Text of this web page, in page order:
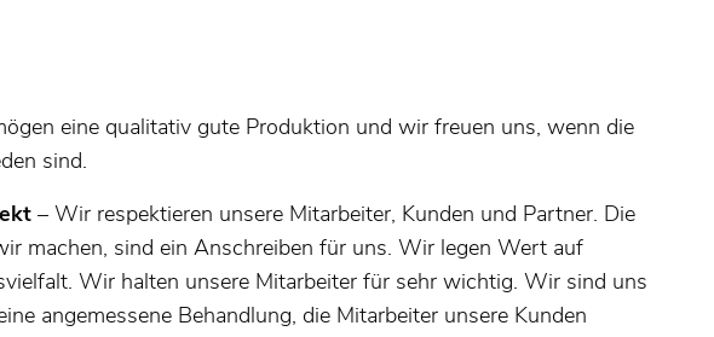
eine qualitativ gute Produktion und wir freuen uns, wenn die
sind.
– Wir respektieren unsere Mitarbeiter, Kunden und Partner. Die
machen, sind ein Anschreiben für uns. Wir legen Wert auf
Wir halten unsere Mitarbeiter für sehr wichtig. Wir sind uns
angemessene Behandlung, die Mitarbeiter unsere Kunden